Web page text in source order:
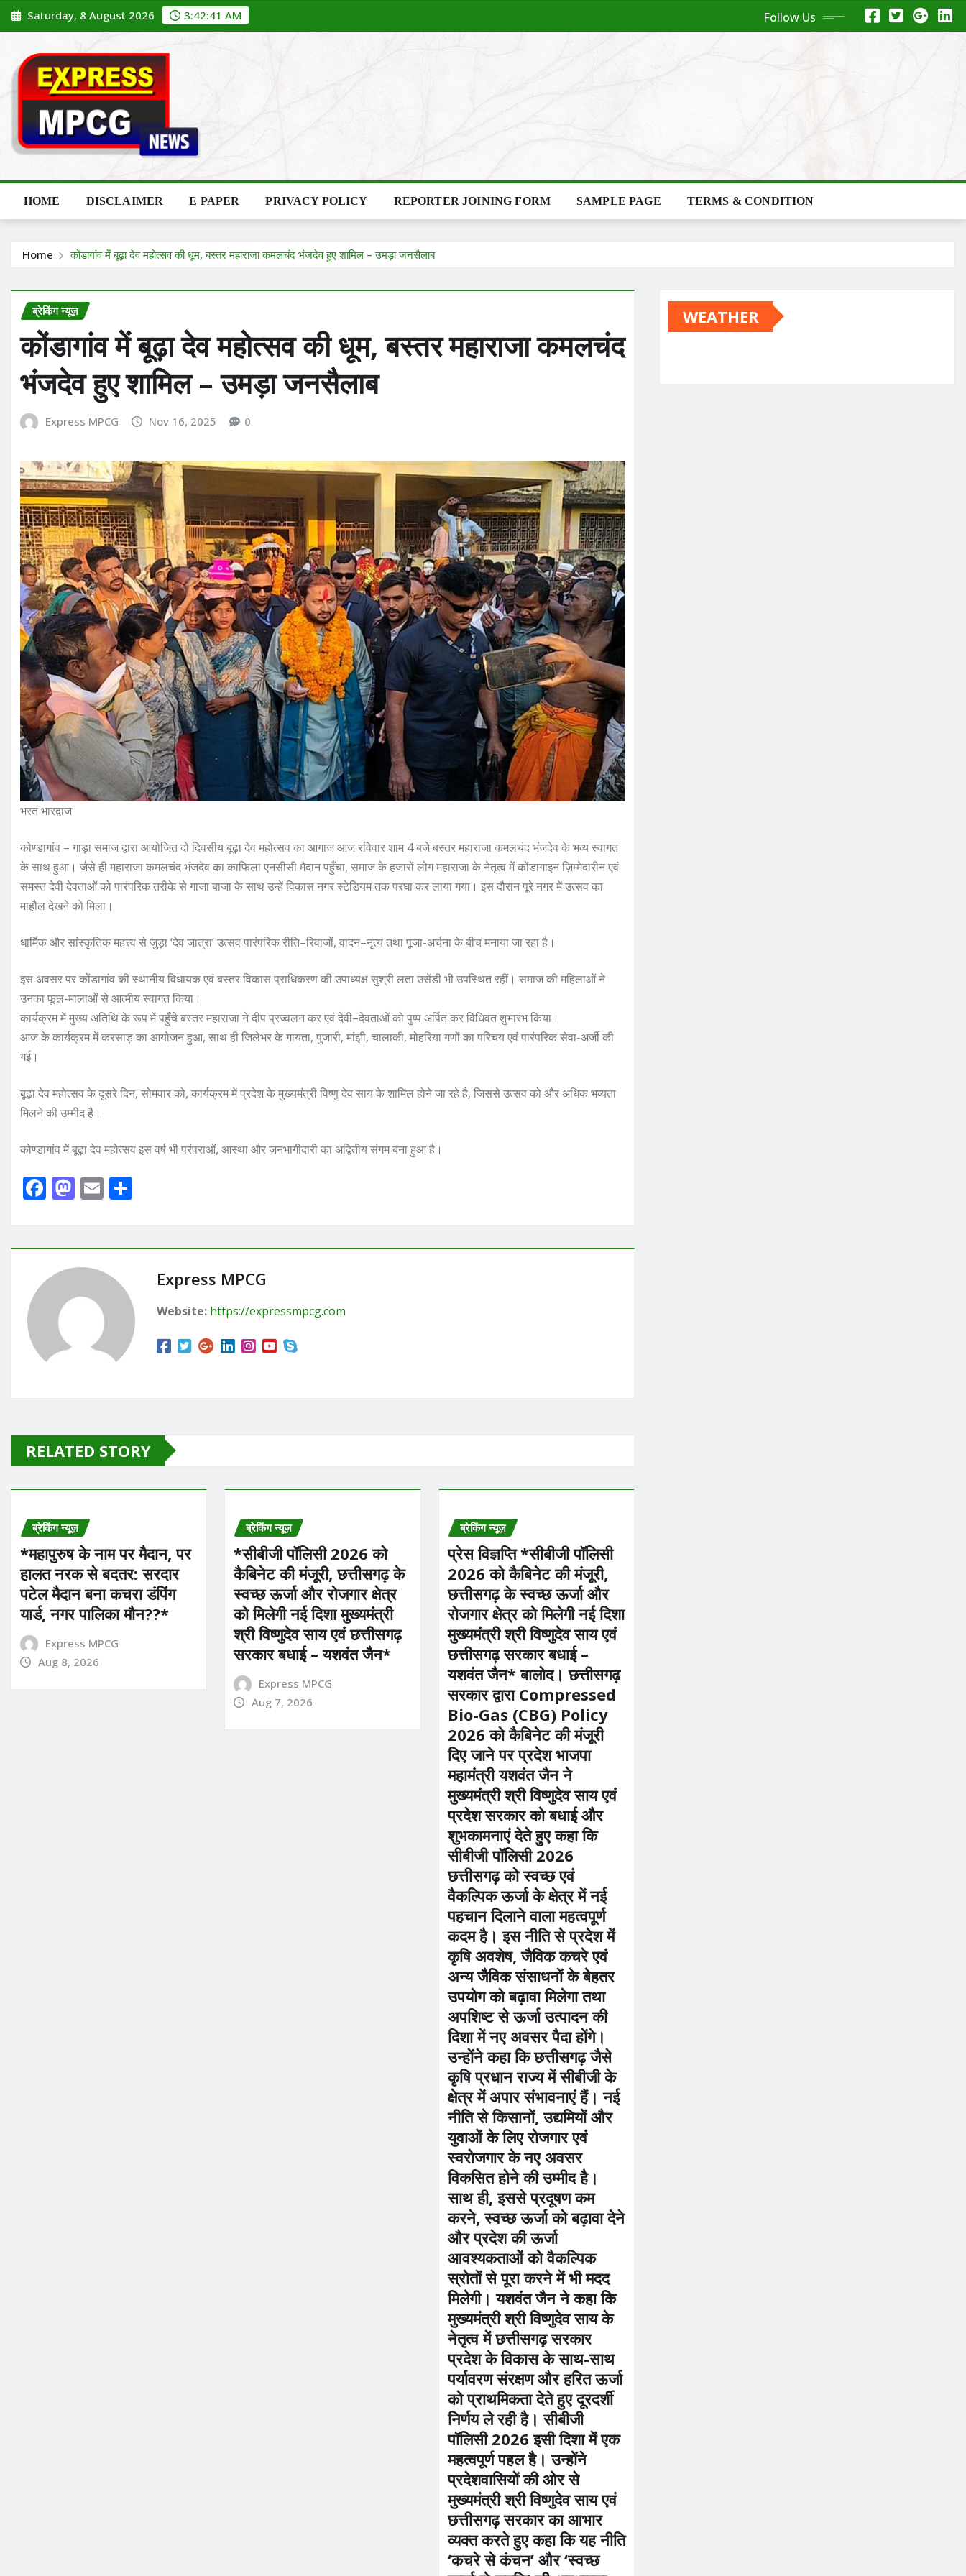
Skip
to
Saturday, 8 August 2026 3:42:42 AM Follow Us
HOME DISCLAIMER E PAPER PRIVACY POLICY REPORTER JOINING FORM SAMPLE PAGE TERMS & CONDITION
Home कोंडागांव में बूढ़ा देव महोत्सव की धूम, बस्तर महाराजा कमलचंद भंजदेव हुए शामिल – उमड़ा जनसैलाब
ब्रेकिंग न्यूज़
कोंडागांव में बूढ़ा देव महोत्सव की धूम, बस्तर महाराजा कमलचंद
भंजदेव हुए शामिल – उमड़ा जनसैलाब
Express MPCG Nov 16, 2025 0
भरत भारद्वाज
कोण्डागांव – गाड़ा समाज द्वारा आयोजित दो दिवसीय बूढ़ा देव महोत्सव का आगाज आज रविवार शाम 4 बजे बस्तर महाराजा कमलचंद भंजदेव के भव्य स्वागत
के साथ हुआ। जैसे ही महाराजा कमलचंद भंजदेव का काफिला एनसीसी मैदान पहुँचा, समाज के हजारों लोग महाराजा के नेतृत्व में कोंडागाइन ज़िम्मेदारीन एवं
समस्त देवी देवताओं को पारंपरिक तरीके से गाजा बाजा के साथ उन्हें विकास नगर स्टेडियम तक परघा कर लाया गया। इस दौरान पूरे नगर में उत्सव का
माहौल देखने को मिला।
धार्मिक और सांस्कृतिक महत्त्व से जुड़ा ‘देव जात्रा’ उत्सव पारंपरिक रीति–रिवाजों, वादन–नृत्य तथा पूजा-अर्चना के बीच मनाया जा रहा है।
इस अवसर पर कोंडागांव की स्थानीय विधायक एवं बस्तर विकास प्राधिकरण की उपाध्यक्ष सुश्री लता उसेंडी भी उपस्थित रहीं। समाज की महिलाओं ने
उनका फूल-मालाओं से आत्मीय स्वागत किया।
कार्यक्रम में मुख्य अतिथि के रूप में पहुँचे बस्तर महाराजा ने दीप प्रज्वलन कर एवं देवी–देवताओं को पुष्प अर्पित कर विधिवत शुभारंभ किया।
आज के कार्यक्रम में करसाड़ का आयोजन हुआ, साथ ही जिलेभर के गायता, पुजारी, मांझी, चालाकी, मोहरिया गणों का परिचय एवं पारंपरिक सेवा-अर्जी की
गई।
बूढ़ा देव महोत्सव के दूसरे दिन, सोमवार को, कार्यक्रम में प्रदेश के मुख्यमंत्री विष्णु देव साय के शामिल होने जा रहे है, जिससे उत्सव को और अधिक भव्यता
मिलने की उम्मीद है।
कोण्डागांव में बूढ़ा देव महोत्सव इस वर्ष भी परंपराओं, आस्था और जनभागीदारी का अद्वितीय संगम बना हुआ है।
F
e
b
o
k
M
o
o
E
l e
Express MPCG
Website: https://expressmpcg.com
RELATED STORY
ब्रेकिंग न्यूज़
*महापुरुष के नाम पर मैदान, पर
हालत नरक से बदतर: सरदार
पटेल मैदान बना कचरा डंपिंग
यार्ड, नगर पालिका मौन??*
Express MPCG
Aug 8, 2026
ब्रेकिंग न्यूज़
*सीबीजी पॉलिसी 2026 को
कैबिनेट की मंजूरी, छत्तीसगढ़ के
स्वच्छ ऊर्जा और रोजगार क्षेत्र
को मिलेगी नई दिशा मुख्यमंत्री
श्री विष्णुदेव साय एवं छत्तीसगढ़
सरकार बधाई – यशवंत जैन*
Express MPCG
Aug 7, 2026
ब्रेकिंग न्यूज़
प्रेस विज्ञप्ति *सीबीजी पॉलिसी
2026 को कैबिनेट की मंजूरी,
छत्तीसगढ़ के स्वच्छ ऊर्जा और
रोजगार क्षेत्र को मिलेगी नई दिशा
मुख्यमंत्री श्री विष्णुदेव साय एवं
छत्तीसगढ़ सरकार बधाई –
यशवंत जैन* बालोद। छत्तीसगढ़
सरकार द्वारा Compressed
Bio-Gas (CBG) Policy
2026 को कैबिनेट की मंजूरी
दिए जाने पर प्रदेश भाजपा
महामंत्री यशवंत जैन ने
मुख्यमंत्री श्री विष्णुदेव साय एवं
प्रदेश सरकार को बधाई और
शुभकामनाएं देते हुए कहा कि
सीबीजी पॉलिसी 2026
छत्तीसगढ़ को स्वच्छ एवं
वैकल्पिक ऊर्जा के क्षेत्र में नई
पहचान दिलाने वाला महत्वपूर्ण
कदम है। इस नीति से प्रदेश में
कृषि अवशेष, जैविक कचरे एवं
अन्य जैविक संसाधनों के बेहतर
उपयोग को बढ़ावा मिलेगा तथा
अपशिष्ट से ऊर्जा उत्पादन की
दिशा में नए अवसर पैदा होंगे।
उन्होंने कहा कि छत्तीसगढ़ जैसे
कृषि प्रधान राज्य में सीबीजी के
क्षेत्र में अपार संभावनाएं हैं। नई
नीति से किसानों, उद्यमियों और
युवाओं के लिए रोजगार एवं
स्वरोजगार के नए अवसर
विकसित होने की उम्मीद है।
साथ ही, इससे प्रदूषण कम
करने, स्वच्छ ऊर्जा को बढ़ावा देने
और प्रदेश की ऊर्जा
आवश्यकताओं को वैकल्पिक
स्रोतों से पूरा करने में भी मदद
मिलेगी। यशवंत जैन ने कहा कि
मुख्यमंत्री श्री विष्णुदेव साय के
नेतृत्व में छत्तीसगढ़ सरकार
प्रदेश के विकास के साथ-साथ
पर्यावरण संरक्षण और हरित ऊर्जा
को प्राथमिकता देते हुए दूरदर्शी
निर्णय ले रही है। सीबीजी
पॉलिसी 2026 इसी दिशा में एक
महत्वपूर्ण पहल है। उन्होंने
प्रदेशवासियों की ओर से
मुख्यमंत्री श्री विष्णुदेव साय एवं
छत्तीसगढ़ सरकार का आभार
व्यक्त करते हुए कहा कि यह नीति
‘कचरे से कंचन’ और ‘स्वच्छ
WEATHER